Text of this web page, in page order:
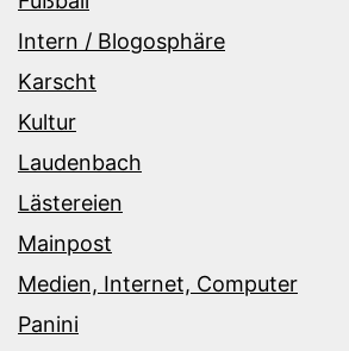
Intern / Blogosphäre
Karscht
Kultur
Laudenbach
Lästereien
Mainpost
Medien, Internet, Computer
Panini